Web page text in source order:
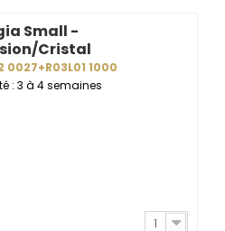
Small -
Cristal
0027+R03L01 1000
: 3 à 4 semaines
1